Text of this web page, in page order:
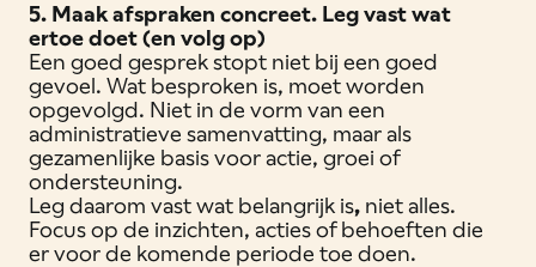
5. Maak afspraken concreet. Leg vast wat
ertoe doet (en volg op)
Een goed gesprek stopt niet bij een goed
gevoel. Wat besproken is, moet worden
opgevolgd. Niet in de vorm van een
administratieve samenvatting, maar als
gezamenlijke basis voor actie, groei of
ondersteuning.
Leg daarom vast wat belangrijk is, niet alles.
Focus op de inzichten, acties of behoeften die
er voor de komende periode toe doen.